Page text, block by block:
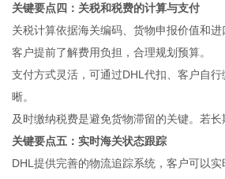
关键要点四：关税和税费的计算与支付
关税计算依据海关编码、货物申报价值和
客户提前了解费用负担，合理规划预算。
支付方式灵活，可通过DHL代扣、客户自
晰。
及时缴纳税费是避免货物滞留的关键。若
关键要点五：实时海关状态跟踪
DHL提供完善的物流追踪系统，客户可以